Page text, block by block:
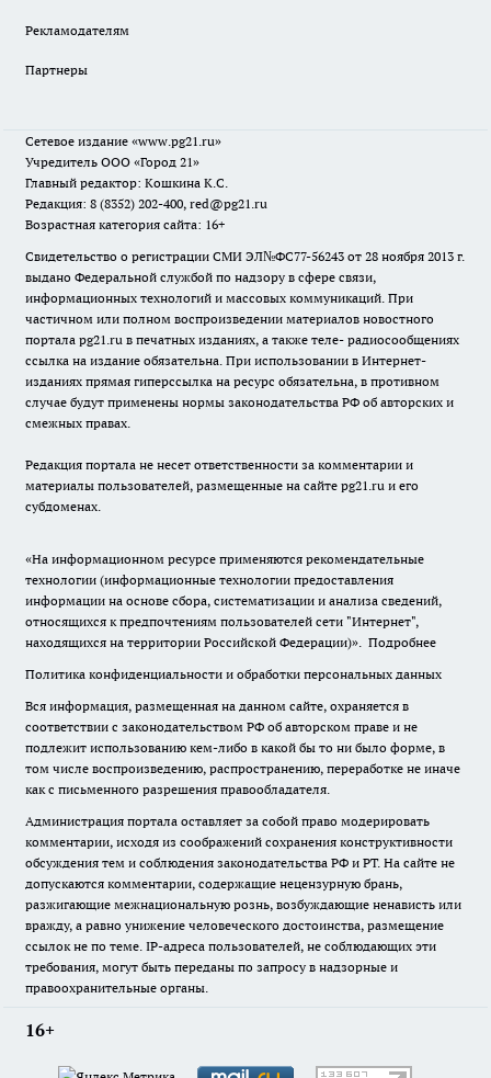
Рекламодателям
Партнеры
Сетевое издание «www.pg21.ru»
Учредитель ООО «Город 21»
Главный редактор: Кошкина К.С.
Редакция: 8 (8352) 202-400, red@pg21.ru
Возрастная категория сайта: 16+
Свидетельство о регистрации СМИ ЭЛ№ФС77-56243 от 28 ноября 2013 г.
выдано Федеральной службой по надзору в сфере связи,
информационных технологий и массовых коммуникаций. При
частичном или полном воспроизведении материалов новостного
портала pg21.ru в печатных изданиях, а также теле- радиосообщениях
ссылка на издание обязательна. При использовании в Интернет-
изданиях прямая гиперссылка на ресурс обязательна, в противном
случае будут применены нормы законодательства РФ об авторских и
смежных правах.
Редакция портала не несет ответственности за комментарии и
материалы пользователей, размещенные на сайте pg21.ru и его
субдоменах.
«На информационном ресурсе применяются рекомендательные
технологии (информационные технологии предоставления
информации на основе сбора, систематизации и анализа сведений,
относящихся к предпочтениям пользователей сети "Интернет",
находящихся на территории Российской Федерации)». Подробнее
Политика конфиденциальности и обработки персональных данных
Вся информация, размещенная на данном сайте, охраняется в
соответствии с законодательством РФ об авторском праве и не
подлежит использованию кем-либо в какой бы то ни было форме, в
том числе воспроизведению, распространению, переработке не иначе
как с письменного разрешения правообладателя.
Администрация портала оставляет за собой право модерировать
комментарии, исходя из соображений сохранения конструктивности
обсуждения тем и соблюдения законодательства РФ и РТ. На сайте не
допускаются комментарии, содержащие нецензурную брань,
разжигающие межнациональную рознь, возбуждающие ненависть или
вражду, а равно унижение человеческого достоинства, размещение
ссылок не по теме. IP-адреса пользователей, не соблюдающих эти
требования, могут быть переданы по запросу в надзорные и
правоохранительные органы.
16+